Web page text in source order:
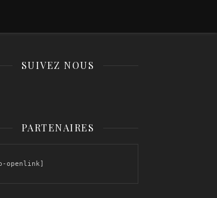
SUIVEZ NOUS
PARTENAIRES
openlink]